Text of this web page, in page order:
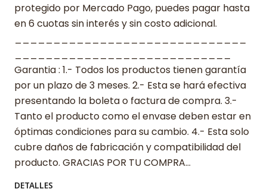
protegido por Mercado Pago, puedes pagar hasta
en 6 cuotas sin interés y sin costo adicional.
Garantia : 1.- Todos los productos tienen garantía
por un plazo de 3 meses. 2.- Esta se hará efectiva
presentando la boleta o factura de compra. 3.-
Tanto el producto como el envase deben estar en
óptimas condiciones para su cambio. 4.- Esta solo
cubre daños de fabricación y compatibilidad del
producto. GRACIAS POR TU COMPRA…
DETALLES